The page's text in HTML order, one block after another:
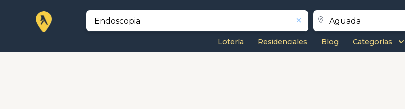
Lotería Residenciales Blog Categorías